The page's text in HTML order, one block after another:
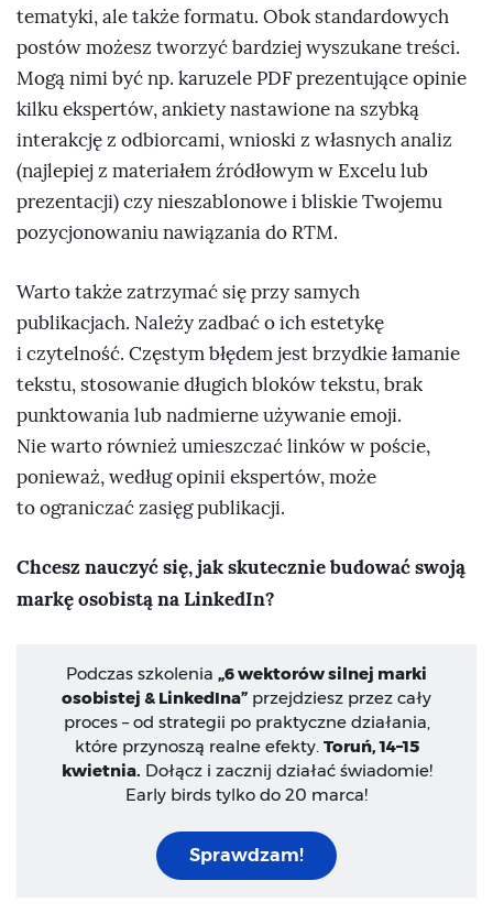
tematyki, ale także formatu. Obok standardowych
postów możesz tworzyć bardziej wyszukane treści.
Mogą nimi być np. karuzele PDF prezentujące opinie
kilku ekspertów, ankiety nastawione na szybką
interakcję z odbiorcami, wnioski z własnych analiz
(najlepiej z materiałem źródłowym w Excelu lub
prezentacji) czy nieszablonowe i bliskie Twojemu
pozycjonowaniu nawiązania do RTM.
Warto także zatrzymać się przy samych
publikacjach. Należy zadbać o ich estetykę
i czytelność. Częstym błędem jest brzydkie łamanie
tekstu, stosowanie długich bloków tekstu, brak
punktowania lub nadmierne używanie emoji.
Nie warto również umieszczać linków w poście,
ponieważ, według opinii ekspertów, może
to ograniczać zasięg publikacji.
Chcesz nauczyć się, jak skutecznie budować swoją
markę osobistą na LinkedIn?
Podczas szkolenia „6 wektorów silnej marki
osobistej & LinkedIna” przejdziesz przez cały
proces – od strategii po praktyczne działania,
które przynoszą realne efekty. Toruń, 14–15
kwietnia. Dołącz i zacznij działać świadomie!
Early birds tylko do 20 marca!
Sprawdzam!